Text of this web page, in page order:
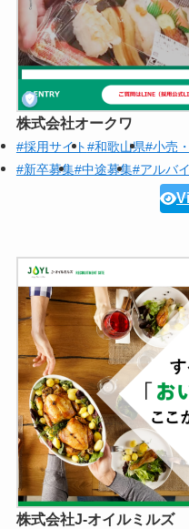
株式会社オークワ
#採用サイト#和歌山県#小売
#新卒募集#中途募集#アルバ
株式会社J-オイルミルズ